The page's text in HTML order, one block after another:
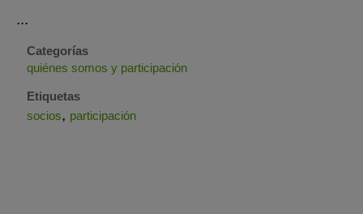
...
Categorías
quiénes somos y participación
Etiquetas
socios, participación